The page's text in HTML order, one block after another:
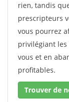
rien, tandis
prescripteurs
vous pourrez
privilégiant
vous et en
profitables.